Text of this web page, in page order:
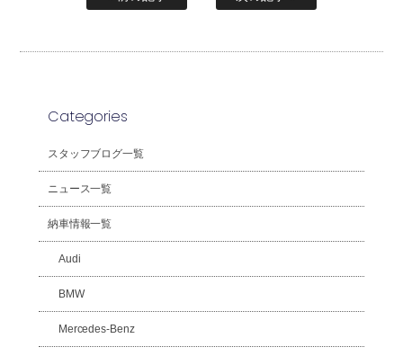
Categories
スタッフブログ一覧
ニュース一覧
納車情報一覧
Audi
BMW
Mercedes-Benz